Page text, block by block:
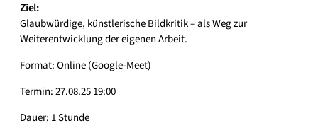
Ziel:
Glaubwürdige, künstlerische Bildkritik – als Weg zur
Weiterentwicklung der eigenen Arbeit.
Format: Online (Google-Meet)
Termin: 27.08.25 19:00
Dauer: 1 Stunde